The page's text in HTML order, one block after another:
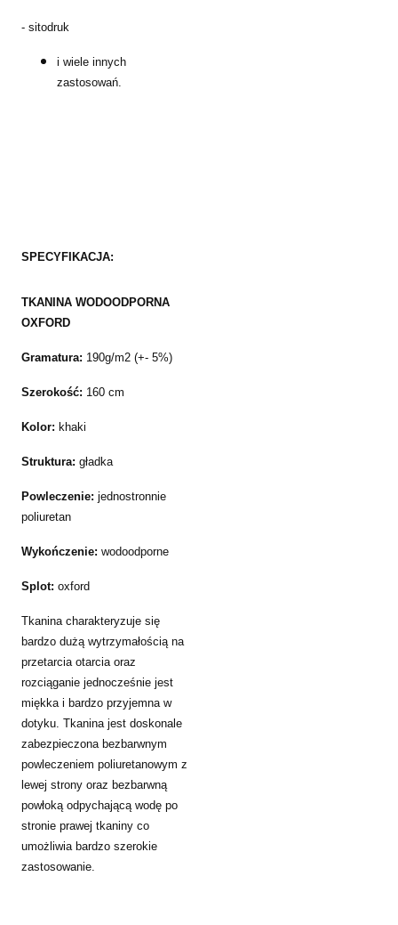
- sitodruk
i wiele innych
zastosowań.
SPECYFIKACJA:
TKANINA WODOODPORNA
OXFORD
Gramatura: 190g/m2 (+- 5%)
Szerokość: 160 cm
Kolor: khaki
Struktura: gładka
Powleczenie: jednostronnie
poliuretan
Wykończenie: wodoodporne
Splot: oxford
Tkanina charakteryzuje się
bardzo dużą wytrzymałością na
przetarcia otarcia oraz
rozciąganie jednocześnie jest
miękka i bardzo przyjemna w
dotyku. Tkanina jest doskonale
zabezpieczona bezbarwnym
powleczeniem poliuretanowym z
lewej strony oraz bezbarwną
powłoką odpychającą wodę po
stronie prawej tkaniny co
umożliwia bardzo szerokie
zastosowanie.